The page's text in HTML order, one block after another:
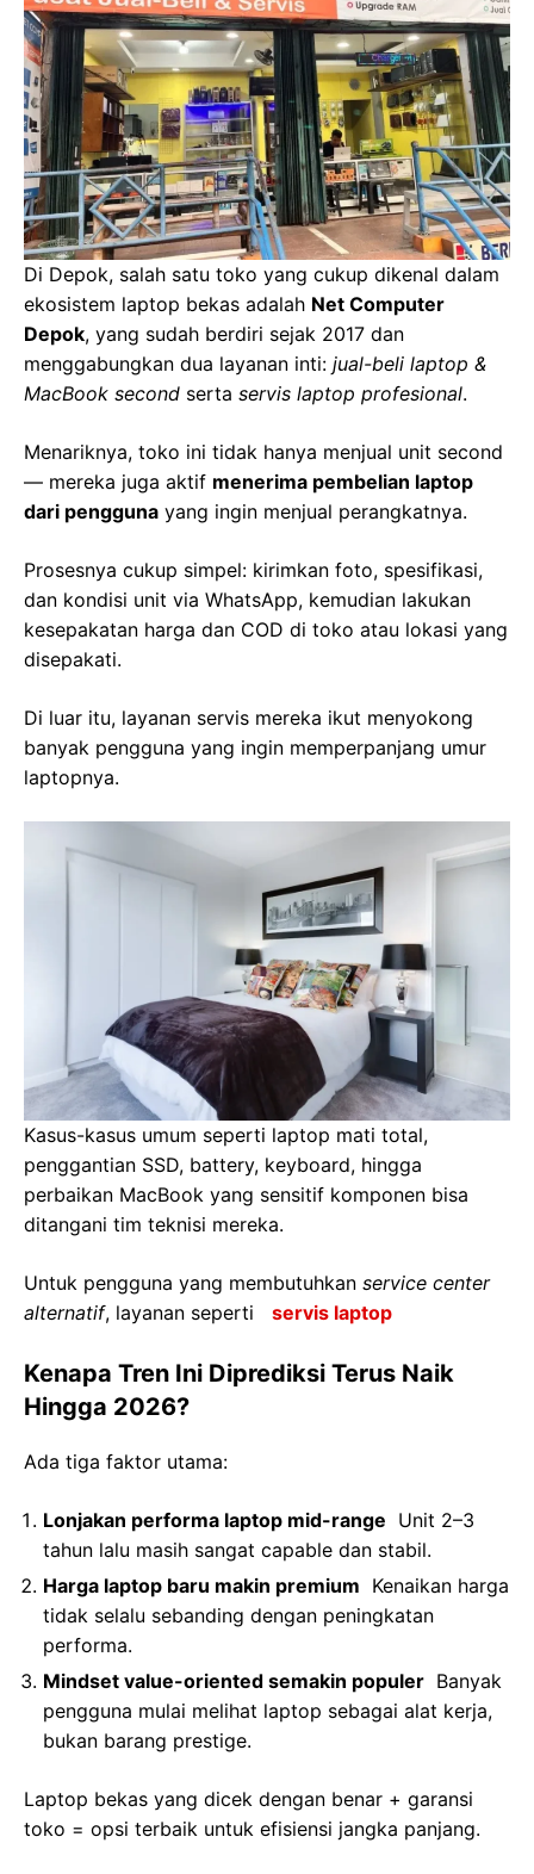
Di Depok, salah satu toko yang cukup dikenal dalam
ekosistem laptop bekas adalah Net Computer
Depok, yang sudah berdiri sejak 2017 dan
menggabungkan dua layanan inti: jual-beli laptop &
MacBook second serta servis laptop profesional.
Menariknya, toko ini tidak hanya menjual unit second
— mereka juga aktif menerima pembelian laptop
dari pengguna yang ingin menjual perangkatnya.
Prosesnya cukup simpel: kirimkan foto, spesifikasi,
dan kondisi unit via WhatsApp, kemudian lakukan
kesepakatan harga dan COD di toko atau lokasi yang
disepakati.
Di luar itu, layanan servis mereka ikut menyokong
banyak pengguna yang ingin memperpanjang umur
laptopnya.
Kasus-kasus umum seperti laptop mati total,
penggantian SSD, battery, keyboard, hingga
perbaikan MacBook yang sensitif komponen bisa
ditangani tim teknisi mereka.
Untuk pengguna yang membutuhkan service center
alternatif, layanan seperti servis laptop
Kenapa Tren Ini Diprediksi Terus Naik
Hingga 2026?
Ada tiga faktor utama:
Lonjakan performa laptop mid-range Unit 2–3
tahun lalu masih sangat capable dan stabil.
Harga laptop baru makin premium Kenaikan harga
tidak selalu sebanding dengan peningkatan
performa.
Mindset value-oriented semakin populer Banyak
pengguna mulai melihat laptop sebagai alat kerja,
bukan barang prestige.
Laptop bekas yang dicek dengan benar + garansi
toko = opsi terbaik untuk efisiensi jangka panjang.